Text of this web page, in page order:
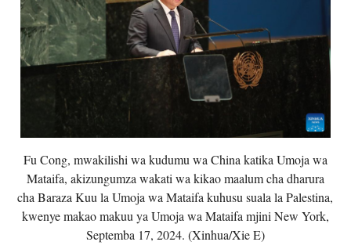
Fu Cong, mwakilishi wa kudumu wa China katika Umoja wa
Mataifa, akizungumza wakati wa kikao maalum cha dharura
cha Baraza Kuu la Umoja wa Mataifa kuhusu suala la Palestina,
kwenye makao makuu ya Umoja wa Mataifa mjini New York,
Septemba 17, 2024. (Xinhua/Xie E)